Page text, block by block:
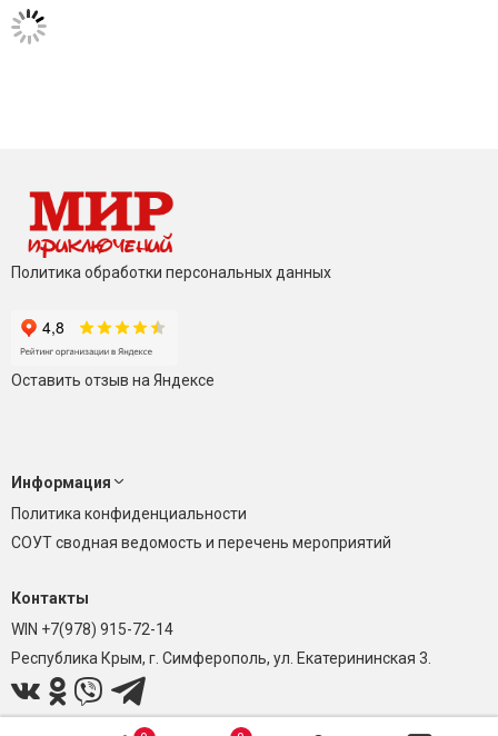
Политика обработки персональных данных
Оставить отзыв на Яндексе
Информация
Политика конфиденциальности
СОУТ сводная ведомость и перечень мероприятий
Контакты
WIN +7(978) 915-72-14
Республика Крым, г. Симферополь, ул. Екатерининская 3.